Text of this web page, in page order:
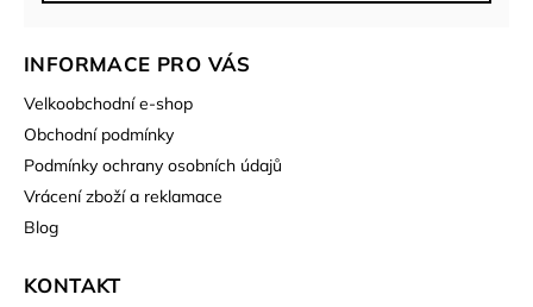
INFORMACE PRO VÁS
Velkoobchodní e-shop
Obchodní podmínky
Podmínky ochrany osobních údajů
Vrácení zboží a reklamace
Blog
KONTAKT